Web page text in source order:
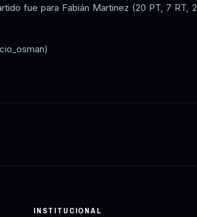
fue para Fabián Martinez (20 PT, 7 RT, 2
INSTITUCIONAL